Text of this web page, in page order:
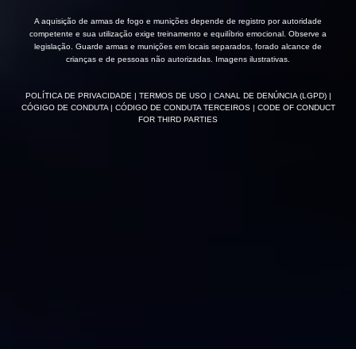
A aquisição de armas de fogo e munições depende de registro por autoridade
competente e sua utilização exige treinamento e equilíbrio emocional. Observe a
legislação. Guarde armas e munições em locais separados, forado alcance de
crianças e de pessoas não autorizadas. Imagens ilustrativas.
POLÍTICA DE PRIVACIDADE | TERMOS DE USO | CANAL DE DENÚNCIA (LGPD)
CÓGIGO DE CONDUTA
| CÓDIGO DE CONDUTA TERCEIROS
| CODE OF CONDUCT
FOR THIRD PARTIES